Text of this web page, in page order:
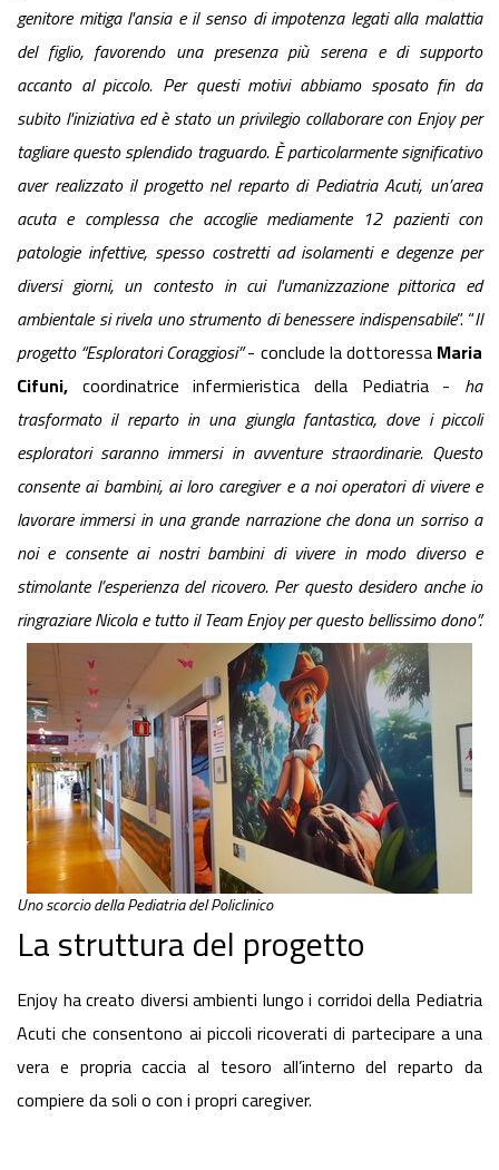
genitore mitiga l'ansia e il senso di impotenza legati alla malattia
del figlio, favorendo una presenza più serena e di supporto
accanto al piccolo. Per questi motivi abbiamo sposato fin da
subito l'iniziativa ed è stato un privilegio collaborare con Enjoy per
tagliare questo splendido traguardo. È particolarmente significativo
aver realizzato il progetto nel reparto di Pediatria Acuti, un’area
acuta e complessa che accoglie mediamente 12 pazienti con
patologie infettive, spesso costretti ad isolamenti e degenze per
diversi giorni, un contesto in cui l'umanizzazione pittorica ed
ambientale si rivela uno strumento di benessere indispensabile”. “Il
progetto “Esploratori Coraggiosi”- conclude la dottoressa Maria
Cifuni, coordinatrice infermieristica della Pediatria - ha
trasformato il reparto in una giungla fantastica, dove i piccoli
esploratori saranno immersi in avventure straordinarie. Questo
consente ai bambini, ai loro caregiver e a noi operatori di vivere e
lavorare immersi in una grande narrazione che dona un sorriso a
noi e consente ai nostri bambini di vivere in modo diverso e
stimolante l’esperienza del ricovero. Per questo desidero anche io
ringraziare Nicola e tutto il Team Enjoy per questo bellissimo dono”.
Uno scorcio della Pediatria del Policlinico
La struttura del progetto
Enjoy ha creato diversi ambienti lungo i corridoi della Pediatria
Acuti che consentono ai piccoli ricoverati di partecipare a una
vera e propria caccia al tesoro all’interno del reparto da
compiere da soli o con i propri caregiver.